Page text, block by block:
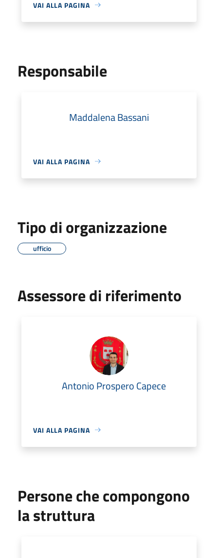
VAI ALLA PAGINA
Responsabile
Maddalena Bassani
VAI ALLA PAGINA
Tipo di organizzazione
ufficio
Assessore di riferimento
Antonio Prospero Capece
VAI ALLA PAGINA
Persone che compongono
la struttura